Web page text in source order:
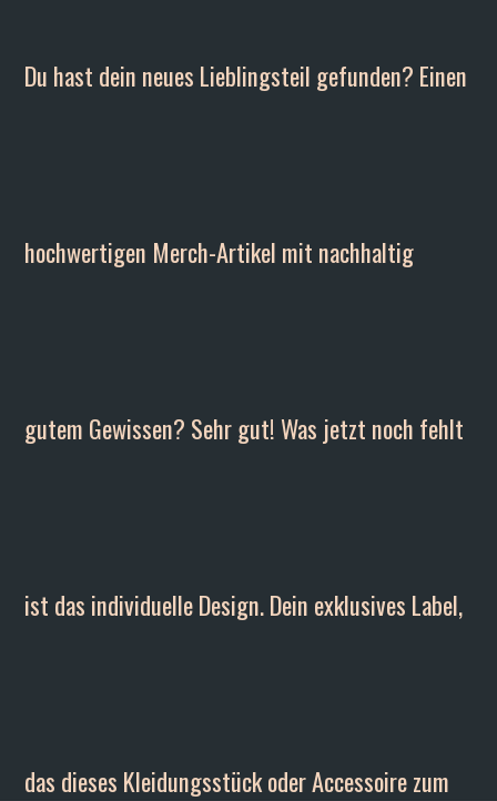
Du hast dein neues Lieblingsteil gefunden? Einen
hochwertigen Merch-Artikel mit nachhaltig
gutem Gewissen? Sehr gut! Was jetzt noch fehlt
ist das individuelle Design. Dein exklusives Label,
das dieses Kleidungsstück oder Accessoire zum